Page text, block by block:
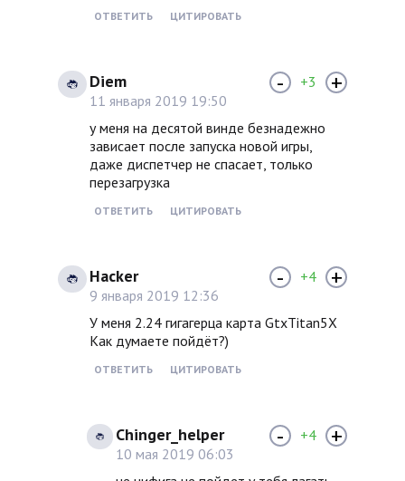
ОТВЕТИТЬ ЦИТИРОВАТЬ
Diem
11 января 2019 19:50
у меня на десятой винде безнадежно
зависает после запуска новой игры,
даже диспетчер не спасает, только
перезагрузка
ОТВЕТИТЬ ЦИТИРОВАТЬ
- +3 +
Hacker
9 января 2019 12:36
У меня 2.24 гигагерца карта GtxTitan5X
Как думаете пойдёт?)
ОТВЕТИТЬ ЦИТИРОВАТЬ
- +4 +
Chinger_helper
10 мая 2019 06:03
- +4 +